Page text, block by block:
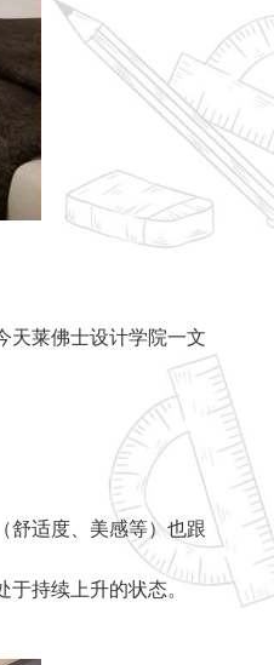
天莱佛士设计学院一文
舒适度、美感等）也跟
于持续上升的状态。